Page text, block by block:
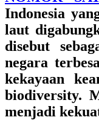
Indonesia
laut
disebut
negara
kekayaan
biodiversity.
menjadi